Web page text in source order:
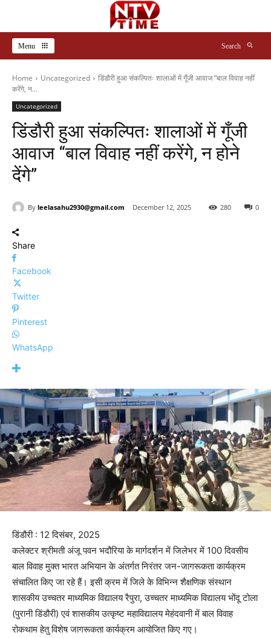
Menu Search
Home Uncategorized
डिंडौरी हुआ संकल्पितः शालाओं में गूँजी आवाज “बाल विवाह नहीं
करेंगे, न...
Uncategorized
डिंडौरी हुआ संकल्पितः शालाओं में गूँजी
आवाज “बाल विवाह नहीं करेंगे, न होने
देंगे”
By leelasahu2930@gmail.com December 12, 2025 0
280
Share
Facebook
Twitter
Pinterest
WhatsApp
डिंडौरी : 12 दिसंबर, 2025
कलेक्टर श्रीमती अंजू पवन भदौरिया के मार्गदर्शन में जिलेभर में 100 दिवसीय
बाल विवाह मुक्त भारत अभियान के अंतर्गत निरंतर जन-जागरूकता कार्यक्रम
संचालित किए जा रहे हैं। इसी क्रम में जिले के विभिन्न शैक्षणिक संस्थान
शासकीय उच्चतर माध्यमिक विद्यालय रैपुरा, उच्चतर माध्यमिक विद्यालय भोंदू टोला
(पुरानी डिंडौरी) एवं शासकीय उत्कृष्ट महाविद्यालय मेहंदवानी में बाल विवाह
रोकथाम हेतु विशेष जागरूकता कार्यक्रम आयोजित किए गए।